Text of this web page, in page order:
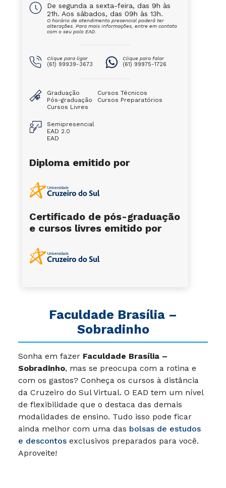
Faculdade Brasília –
Sobradinho
Sonha em fazer Faculdade Brasília –
Sobradinho, mas se preocupa com a rotina e
com os gastos? Conheça os cursos à distância
da Cruzeiro do Sul Virtual. O EAD tem um nível
de flexibilidade que o destaca das demais
modalidades de ensino. Tudo isso pode ficar
ainda melhor com uma das bolsas de estudos
e descontos exclusivos preparados para você.
Aproveite!
De segunda a sexta-feira, das 9h às
21h. Aos sábados, das 09h às 13h.
O horário de atendimento presencial poderá ter
alterações. Para mais informações, entre em contato
com o seu polo EAD.
Clique para ligar
(61) 99939-3673
Clique para falar
(61) 99975-1726
Graduação
Pós-graduação
Cursos Livres
Cursos Técnicos
Cursos Preparatórios
Semipresencial
EAD 2.0
EAD
Diploma emitido por
Certificado de pós-graduação
e cursos livres emitido por